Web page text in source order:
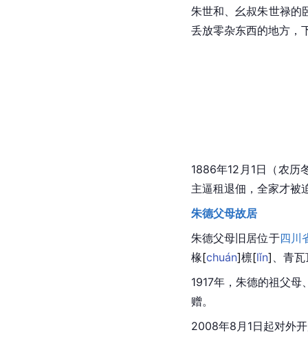
朱世和、幺叔朱世禄的
丢放零杂东西的地方，
1886年12月1日（农历
主逼租退佃，全家才被
朱德父母故居
朱德父母旧居位于四川
椽[chuán]檩[lǐn] 、青
1917年，朱德的祖父母
赠。
2008年8月1日起对外